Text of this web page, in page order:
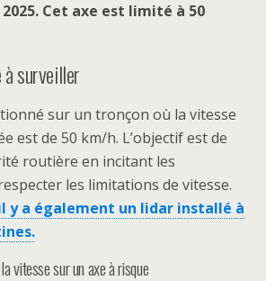
2025. Cet axe est limité à 50
à surveiller
sur un tronçon où la vitesse
est de 50 km/h. L’objectif est de
routière en incitant les
les limitations de vitesse.
y a également un lidar installé à
vitesse sur un axe à risque